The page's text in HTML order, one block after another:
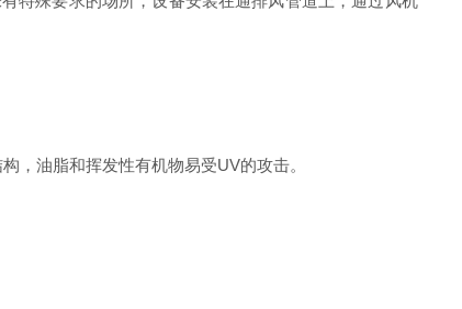
油脂和挥发性有机物易受UV的攻击。